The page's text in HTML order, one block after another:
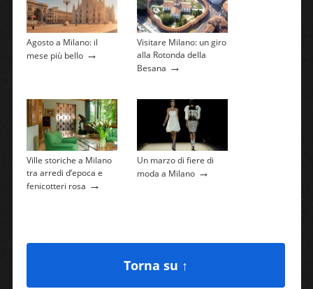
Agosto a Milano: il
mese più bello→
Visitare Milano: un giro
alla Rotonda della
Besana →
Ville storiche a Milano
tra arredi d’epoca e
fenicotteri rosa →
Un marzo di fiere di
moda a Milano→
Torna su ↑